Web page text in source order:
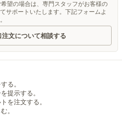
望の場合は、専門スタッフがお客様の
サポートいたします。下記フォームよ
文について相談する
る。
提示する。
を注文する。
。